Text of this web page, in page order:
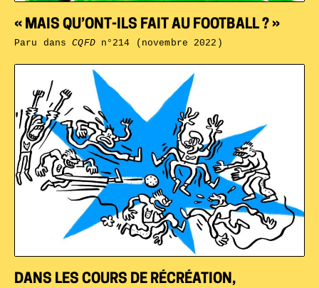
DANS LES COURS DE RÉCRÉATION,
« MAIS QU’ONT-ILS FAIT AU FOOTBALL ? »
Paru dansCQFDn°214 (novembre 2022)